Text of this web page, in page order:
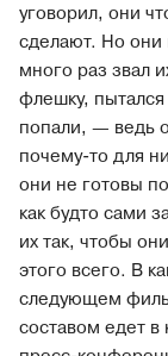
уговорил, они
сделают. Но они
много раз звал
флешку,
попали, — ведь
почему-то для
они не готовы
как будто сами
их так, чтобы
этого всего. В
следующем
составом едет в